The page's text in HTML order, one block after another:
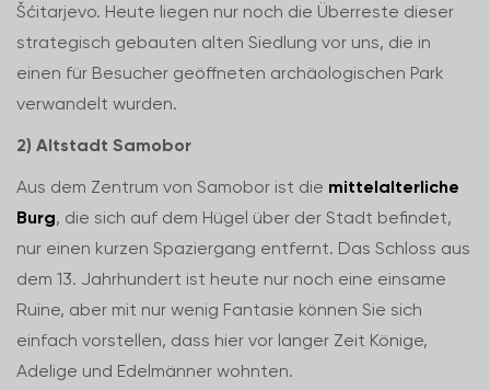
Šćitarjevo. Heute liegen nur noch die Überreste dieser
strategisch gebauten alten Siedlung vor uns, die in
einen für Besucher geöffneten archäologischen Park
verwandelt wurden.
2) Altstadt Samobor
Aus dem Zentrum von Samobor ist die mittelalterliche
Burg, die sich auf dem Hügel über der Stadt befindet,
nur einen kurzen Spaziergang entfernt. Das Schloss aus
dem 13. Jahrhundert ist heute nur noch eine einsame
Ruine, aber mit nur wenig Fantasie können Sie sich
einfach vorstellen, dass hier vor langer Zeit Könige,
Adelige und Edelmänner wohnten.